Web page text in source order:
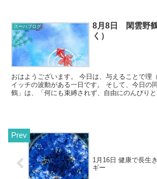
スーハブログ
8月8日 閑雲野
く）
おはようございます。 今日は、与えることで理（ミチ）ができ、ス
イッチの波動がある一日です。 そして、今日の同調コトバ「閑雲野
鶴」は、「何にも束縛されず、自由にのんびり
1月16日 健康で長生
ギー